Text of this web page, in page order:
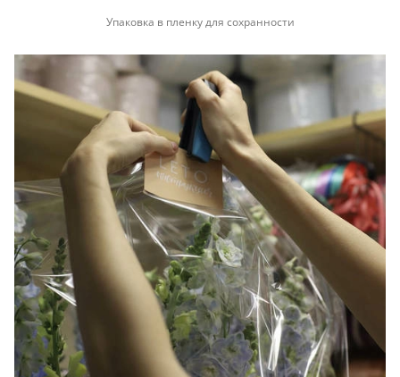
Упаковка в пленку для сохранности